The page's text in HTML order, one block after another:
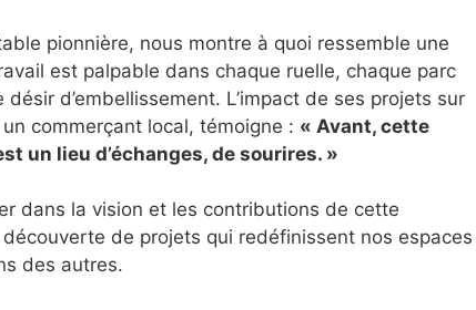
pionnière, nous montre à quoi ressemble une
est palpable dans chaque ruelle, chaque parc
d’embellissement. L’impact de ses projets sur
commerçant local, témoigne : « Avant, cette
un lieu d’échanges, de sourires. »
dans la vision et les contributions de cette
de projets qui redéfinissent nos espaces
des autres.